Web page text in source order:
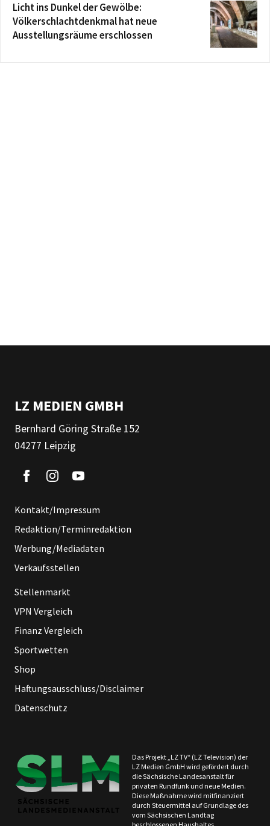
Licht ins Dunkel der Gewölbe:
Völkerschlachtdenkmal hat neue
Ausstellungsräume erschlossen
LZ MEDIEN GMBH
Bernhard Göring Straße 152
04277 Leipzig
Kontakt/Impressum
Redaktion/Terminredaktion
Werbung/Mediadaten
Verkaufsstellen
Stellenmarkt
VPN Vergleich
Finanz Vergleich
Sportwetten
Shop
Haftungsausschluss/Disclaimer
Datenschutz
Das Projekt „LZ TV“ (LZ Television) der
LZ Medien GmbH wird gefördert durch
die Sächsische Landesanstalt für
privaten Rundfunk und neue Medien.
Diese Maßnahme wird mitfinanziert
durch Steuermittel auf Grundlage des
vom Sächsischen Landtag